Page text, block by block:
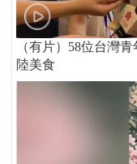
（有片）58位台灣
陸美食